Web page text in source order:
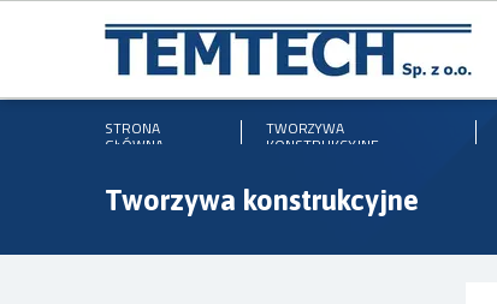
STRONA
GŁÓWNA
TWORZYWA
KONSTRUKCYJNE
Tworzywa konstrukcyjne